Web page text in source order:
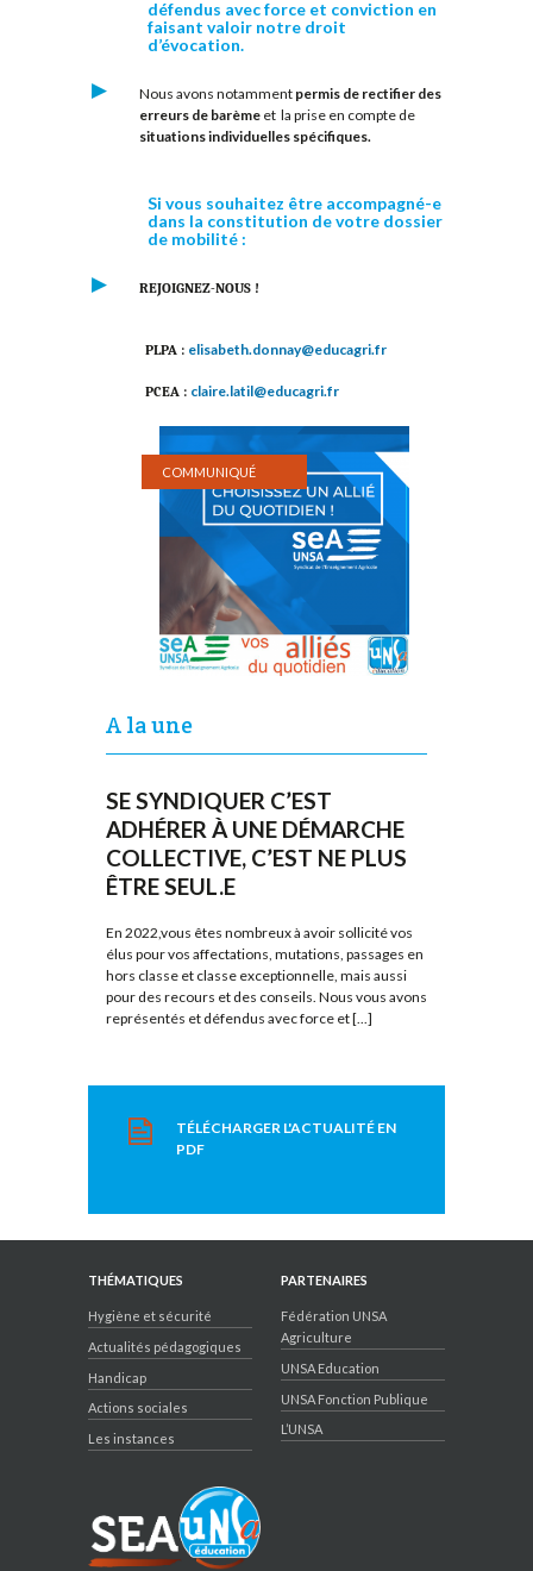
défendus avec force et conviction en
faisant valoir notre droit
d’évocation.
Nous avons notamment permis de rectifier des
erreurs de barèmeet la prise en compte de
situations individuelles spécifiques.
Si vous souhaitez être accompagné-e
dans la constitution de votre dossier
de mobilité :
REJOIGNEZ-NOUS !
PLPA : elisabeth.donnay@educagri.fr
PCEA : claire.latil@educagri.fr
COMMUNIQUÉ
A la une
SE SYNDIQUER C’EST
ADHÉRER À UNE DÉMARCHE
COLLECTIVE, C’EST NE PLUS
ÊTRE SEUL.E
En 2022,vous êtes nombreux à avoir sollicité vos
élus pour vos affectations, mutations, passages en
hors classe et classe exceptionnelle, mais aussi
pour des recours et des conseils. Nous vous avons
représentés et défendus avec force et [...]
TÉLÉCHARGER L'ACTUALITÉ EN
PDF
THÉMATIQUES
Hygiène et sécurité
Actualités pédagogiques
Handicap
Actions sociales
Les instances
PARTENAIRES
Fédération UNSA
Agriculture
UNSA Education
UNSA Fonction Publique
L’UNSA